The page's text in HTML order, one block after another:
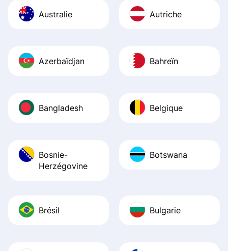
Australie Autriche
Azerbaïdjan Bahreïn
Bangladesh Belgique
Bosnie-
Herzégovine
Botswana
Brésil Bulgarie